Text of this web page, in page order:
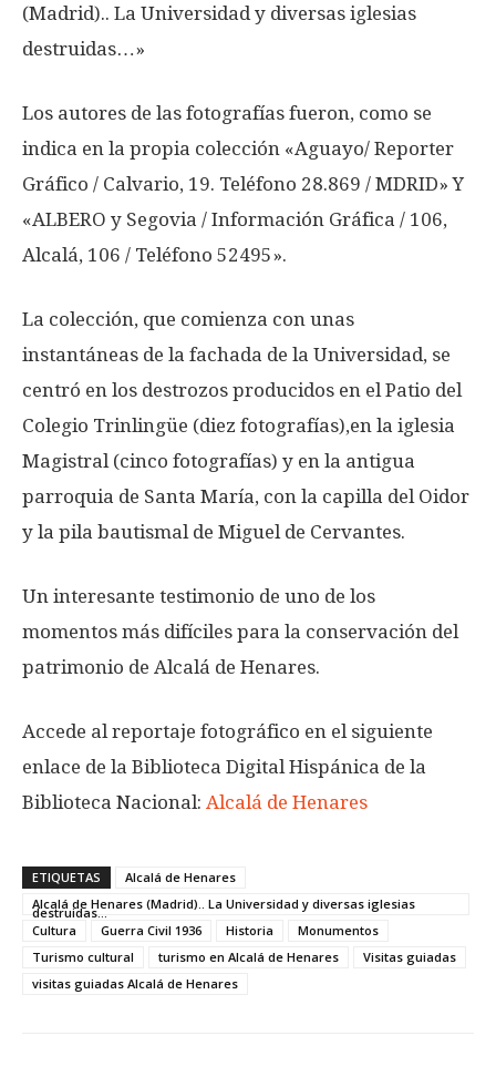
(Madrid).. La Universidad y diversas iglesias
destruidas…»
Los autores de las fotografías fueron, como se
indica en la propia colección «Aguayo/ Reporter
Gráfico / Calvario, 19. Teléfono 28.869 / MDRID» Y
«ALBERO y Segovia / Información Gráfica / 106,
Alcalá, 106 / Teléfono 52495».
La colección, que comienza con unas
instantáneas de la fachada de la Universidad, se
centró en los destrozos producidos en el Patio del
Colegio Trinlingüe (diez fotografías),en la iglesia
Magistral (cinco fotografías) y en la antigua
parroquia de Santa María, con la capilla del Oidor
y la pila bautismal de Miguel de Cervantes.
Un interesante testimonio de uno de los
momentos más difíciles para la conservación del
patrimonio de Alcalá de Henares.
Accede al reportaje fotográfico en el siguiente
enlace de la Biblioteca Digital Hispánica de la
Biblioteca Nacional: Alcalá de Henares
ETIQUETAS
Alcalá de Henares
Alcalá de Henares (Madrid).. La Universidad y diversas iglesias
destruidas...
Cultura
Guerra Civil 1936 Historia
Monumentos
Turismo cultural
turismo en Alcalá de Henares
Visitas guiadas
visitas guiadas Alcalá de Henares